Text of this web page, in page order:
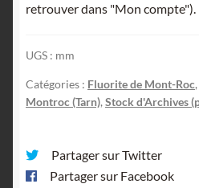
retrouver dans "Mon compte").
UGS : mm
Catégories : Fluorite de Mont-Roc,
Montroc (Tarn), Stock d'Archives
Partager sur Twitter
Partager sur Facebook